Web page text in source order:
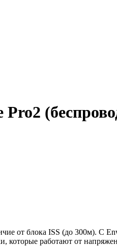
от блока ISS (до 300м). С
которые работают от